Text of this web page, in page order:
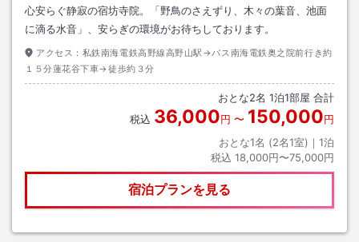
心安らぐ静寂の宿坊寺院。「野鳥のさえずり、木々の葉音、池面
に滴る水音」、安らぎの環境がお待ちしております。
アクセス： 私鉄南海電鉄高野線高野山駅→バス南海電鉄奥之院前行き約
１５分蓮花谷下車→徒歩約３分
おとな2名 1泊1部屋 合計
税込 36,000円 〜 150,000円
おとな1名 (2名1室)｜ 1泊
税込 18,000円〜75,000円
宿泊プランを見る